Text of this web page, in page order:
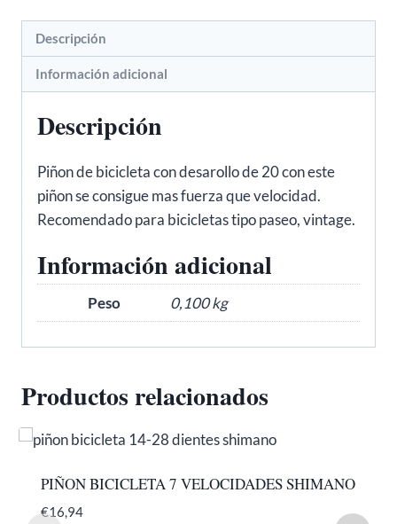
Descripción
Información adicional
Descripción
Piñon de bicicleta con desarollo de 20 con este
piñon se consigue mas fuerza que velocidad.
Recomendado para bicicletas tipo paseo, vintage.
Información adicional
Peso 0,100 kg
Productos relacionados
PIÑON BICICLETA 7 VELOCIDADES SHIMANO
€16,94